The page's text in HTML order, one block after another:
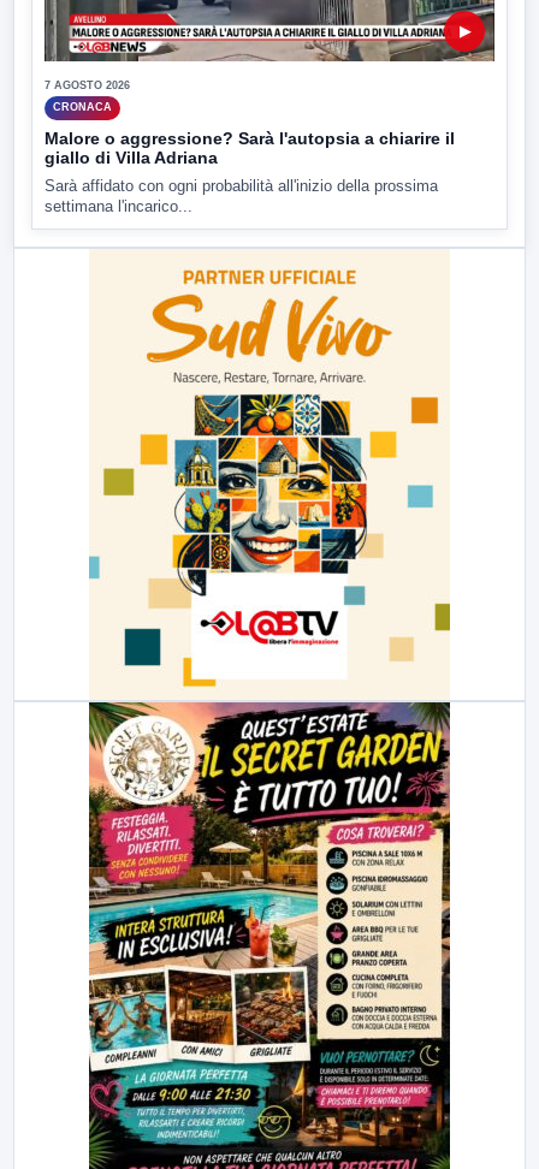
▶
7 AGOSTO 2026
CRONACA
Malore o aggressione? Sarà l'autopsia a chiarire il
giallo di Villa Adriana
Sarà affidato con ogni probabilità all'inizio della prossima
settimana l'incarico...